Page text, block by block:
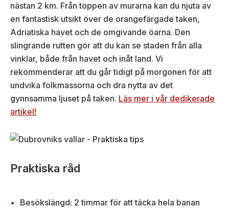
nästan 2 km. Från toppen av murarna kan du njuta av
en fantastisk utsikt över de orangefärgade taken,
Adriatiska havet och de omgivande öarna. Den
slingrande rutten gör att du kan se staden från alla
vinklar, både från havet och inåt land. Vi
rekommenderar att du går tidigt på morgonen för att
undvika folkmassorna och dra nytta av det
gynnsamma ljuset på taken. Läs mer i vår dedikerade
artikel!
Praktiska råd
Besökslängd: 2 timmar för att täcka hela banan